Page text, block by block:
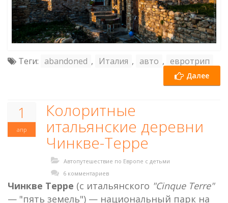
Теги: abandoned , Италия , авто , евротрип
Далее
1
апр
Колоритные
итальянские деревни
Чинкве-Терре
Автопутешествие по Европе с детьми
6 комментариев
Чинкве Терре (с итальянского "Cinque Terre"
— "пять земель") — национальный парк на